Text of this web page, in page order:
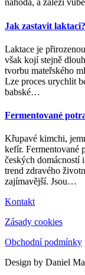
náhoda, a záleží
Jak zastavit
Laktace je
však kojí stejně
tvorbu mateřského
Lze proces urychlit
babské…
Fermentované
Křupavé kimchi,
kefír. Fermentované
českých domácností
trend zdravého
zajímavější. Jsou…
Kontakt
Zásady cookies
Obchodní podmínky
Design by Daniel